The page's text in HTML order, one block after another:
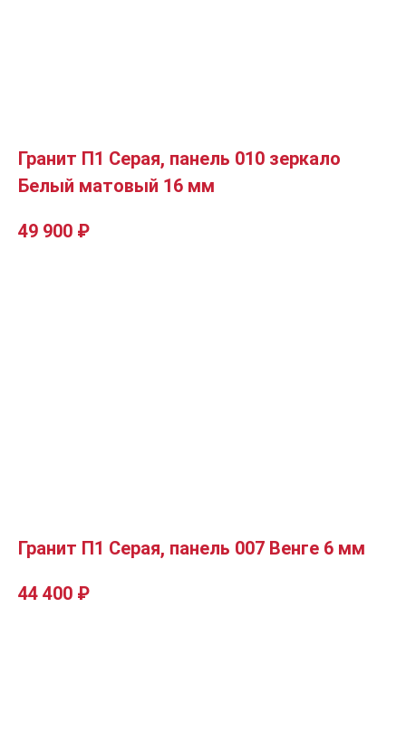
Гранит П1 Серая, панель 010 зеркало
Белый матовый 16 мм
49 900 ₽
Гранит П1 Серая, панель 007 Венге 6 мм
44 400 ₽